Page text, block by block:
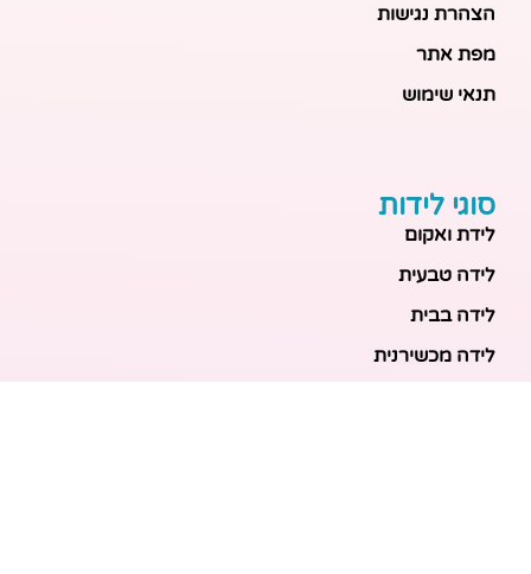
הצהרת נגישות
מפת אתר
תנאי שימוש
סוגי לידות
לידת ואקום
לידה טבעית
לידה בבית
לידה מכשירנית